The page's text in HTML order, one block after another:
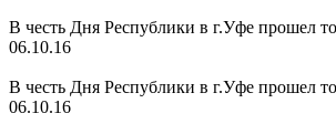
В честь Дня Республики в г.Уфе прошел
06.10.16
В честь Дня Республики в г.Уфе прошел
06.10.16